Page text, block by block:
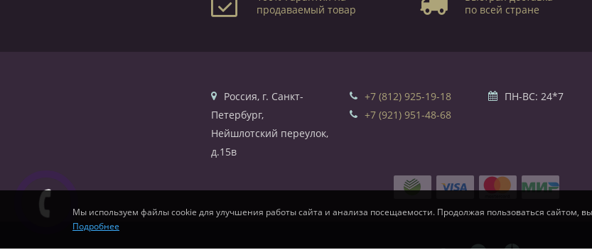
продаваемый товар
по всей стране
Россия, г. Санкт-
Петербург,
Нейшлотский переулок,
д.15в
+7 (812) 925-19-18
+7 (921) 951-48-68
ПН-ВС: 24*7
Мы используем файлы cookie для улучшения работы сайта и анализа посещаемости. Продолжая пользоваться сайтом,
Подробнее